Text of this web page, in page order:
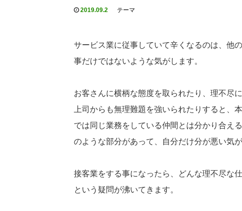
2019.09.2 テーマ
サービス業に従事していて辛くなるのは、他
事だけではないような気がします。
お客さんに横柄な態度を取られたり、理不尽
上司からも無理難題を強いられたりすると、
では同じ業務をしている仲間とは分かり合え
のような部分があって、自分だけ分が悪い気
接客業をする事になったら、どんな理不尽な
という疑問が沸いてきます。